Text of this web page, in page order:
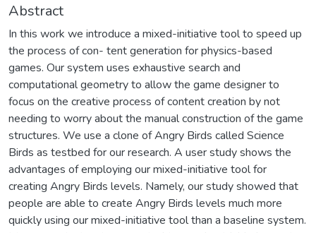
Abstract
In this work we introduce a mixed-initiative tool to speed up
the process of con- tent generation for physics-based
games. Our system uses exhaustive search and
computational geometry to allow the game designer to
focus on the creative process of content creation by not
needing to worry about the manual construction of the game
structures. We use a clone of Angry Birds called Science
Birds as testbed for our research. A user study shows the
advantages of employing our mixed-initiative tool for
creating Angry Birds levels. Namely, our study showed that
people are able to create Angry Birds levels much more
quickly using our mixed-initiative tool than a baseline system.